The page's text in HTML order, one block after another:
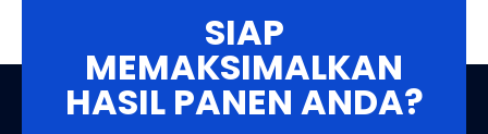
SIAP
MEMAKSIMALKAN
HASIL PANEN ANDA?